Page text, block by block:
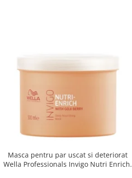
Masca pentru par uscat si deteriorat
Wella Professionals Invigo Nutri Enrich,